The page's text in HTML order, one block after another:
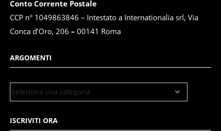
Conto Corrente Postale
CCP n° 1049863846 – Intestato a Internationalia srl, Via
Conca d’Oro, 206 – 00141 Roma
ARGOMENTI
ISCRIVITI ORA